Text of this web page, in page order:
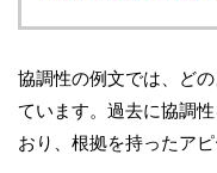
協調性の例文では、ど
ています。過去に協調
おり、根拠を持ったア